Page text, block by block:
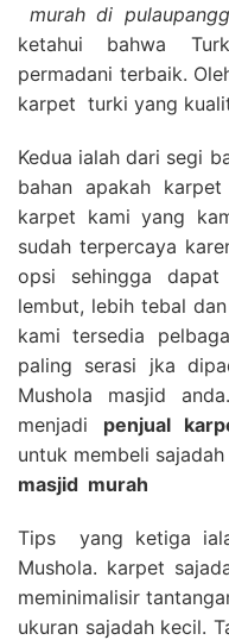
murah di
ketahui bahwa
permadani terbaik.
karpet turki yang
Kedua ialah dari segi
bahan apakah
karpet kami yang
sudah terpercaya
opsi sehingga dapat
lembut, lebih tebal
kami tersedia
paling serasi jka
Mushola masjid
menjadi penjual
untuk membeli
masjid murah
Tips yang ketiga
Mushola. karpet
meminimalisir
ukuran sajadah kecil.